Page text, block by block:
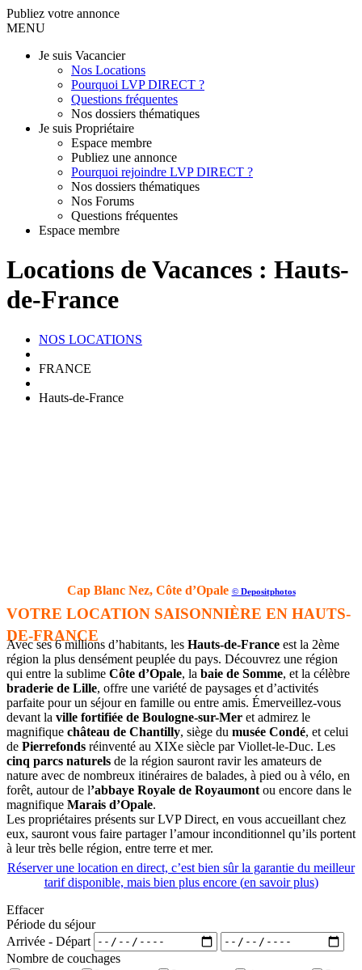
Publiez votre annonce
MENU
Je suis Vacancier
Nos Locations
Pourquoi LVP DIRECT ?
Questions fréquentes
Nos dossiers thématiques
Je suis Propriétaire
Espace membre
Publiez une annonce
Pourquoi rejoindre LVP DIRECT ?
Nos dossiers thématiques
Nos Forums
Questions fréquentes
Espace membre
Locations de Vacances : Hauts-
de-France
NOS LOCATIONS
FRANCE
Hauts-de-France
Cap Blanc Nez, Côte d’Opale © Depositphotos
VOTRE LOCATION SAISONNIÈRE EN HAUTS-
DE-FRANCE
Avec ses 6 millions d’habitants, les Hauts-de-France est la 2ème
région la plus densément peuplée du pays. Découvrez une région
qui entre la sublime Côte d’Opale, la baie de Somme, et la célèbre
braderie de Lille, offre une variété de paysages et d’activités
parfaite pour un séjour en famille ou entre amis. Émerveillez-vous
devant la ville fortifiée de Boulogne-sur-Mer et admirez le
magnifique château de Chantilly, siège du musée Condé, et celui
de Pierrefonds réinventé au XIXe siècle par Viollet-le-Duc. Les
cinq parcs naturels de la région sauront ravir les amateurs de
nature avec de nombreux itinéraires de balades, à pied ou à vélo, en
forêt, autour de l’abbaye Royale de Royaumont ou encore dans le
magnifique Marais d’Opale.
Les propriétaires présents sur LVP Direct, en vous accueillant chez
eux, sauront vous faire partager l’amour inconditionnel qu’ils portent
à leur très belle région, entre terre et mer.
Réserver une location en direct, c’est bien sûr la garantie du meilleur
tarif disponible, mais bien plus encore (en savoir plus)
Effacer
Période du séjour
Arrivée - Départ
Nombre de couchages